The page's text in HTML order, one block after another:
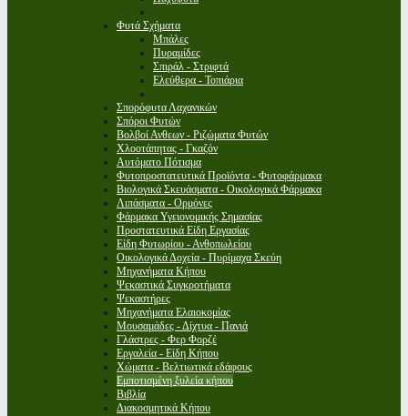
Φυτά Σχήματα
Μπάλες
Πυραμίδες
Σπιράλ - Στριφτά
Ελεύθερα - Τοπιάρια
Σπορόφυτα Λαχανικών
Σπόροι Φυτών
Βολβοί Ανθεων - Ριζώματα Φυτών
Χλοοτάπητας - Γκαζόν
Αυτόματο Πότισμα
Φυτοπροστατευτικά Προϊόντα - Φυτοφάρμακα
Βιολογικά Σκευάσματα - Οικολογικά Φάρμακα
Λιπάσματα - Ορμόνες
Φάρμακα Υγειονομικής Σημασίας
Προστατευτικά Είδη Εργασίας
Είδη Φυτωρίου - Ανθοπωλείου
Οικολογικά Δοχεία - Πυρίμαχα Σκεύη
Μηχανήματα Κήπου
Ψεκαστικά Συγκροτήματα
Ψεκαστήρες
Μηχανήματα Ελαιοκομίας
Μουσαμάδες - Δίχτυα - Πανιά
Γλάστρες - Φερ Φορζέ
Εργαλεία - Είδη Κήπου
Χώματα - Βελτιωτικά εδάφους
Εμποτισμένη ξυλεία κήπου
Βιβλία
Διακοσμητικά Κήπου